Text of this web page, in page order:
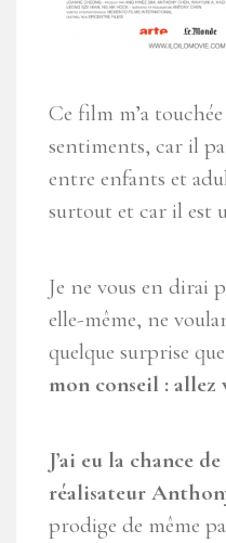
Ce film m’a
sentiments, car il
entre enfants et
surtout et car il est
Je ne vous en dirai
elle-même, ne
quelque surprise
mon conseil : allez
J’ai eu la chance
réalisateur
prodige de même